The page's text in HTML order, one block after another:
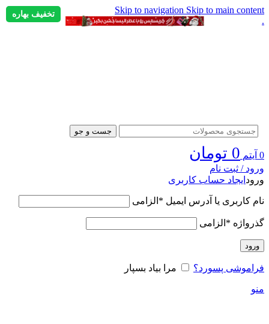
Skip to navigation Skip to main content
.
جست و جو
0 آیتم 0 تومان
ورود / ثبت نام
ورود ایجاد حساب کاربری
نام کاربری یا آدرس ایمیل * الزامی
گذرواژه * الزامی
ورود
فراموشی پسورد؟ مرا بیاد بسپار
منو
تخفیف بهاره